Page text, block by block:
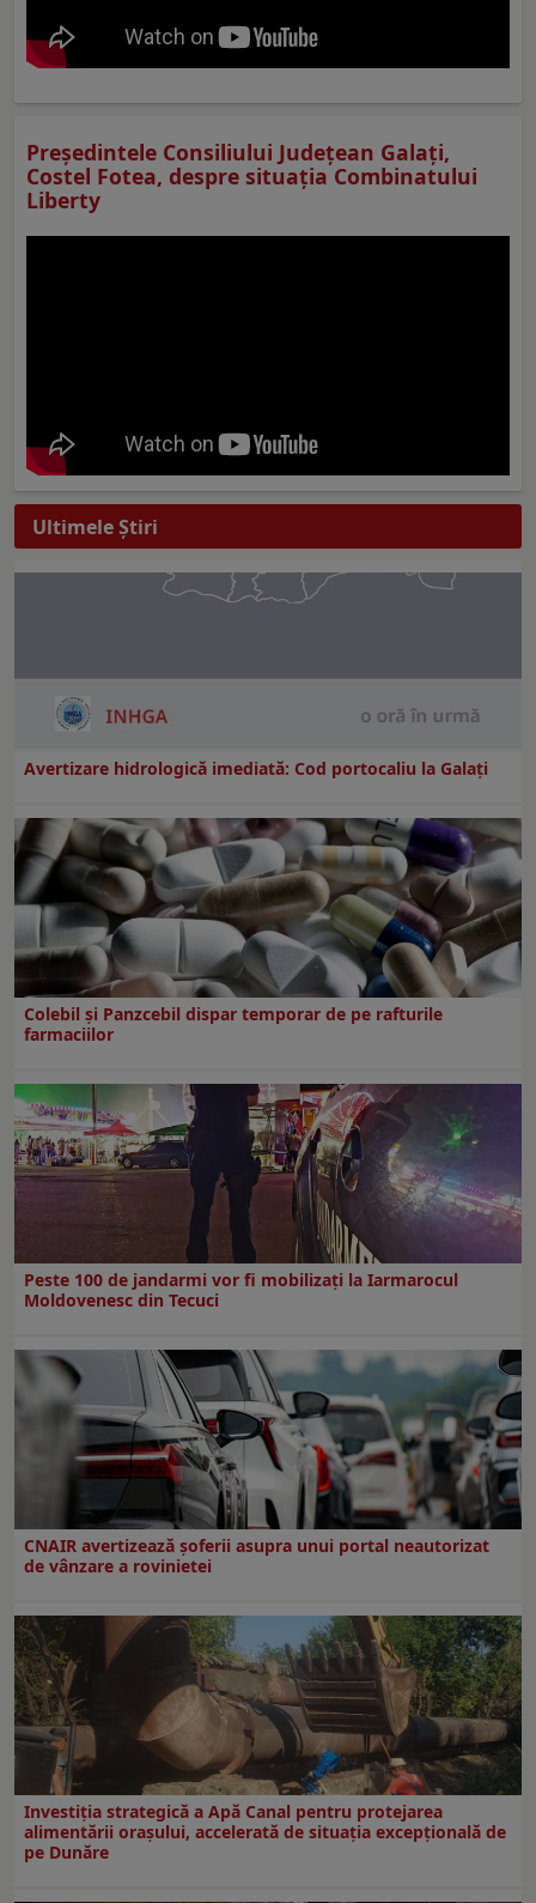
Preşedintele Consiliului Judeţean Galaţi,
Costel Fotea, despre situaţia Combinatului
Liberty
Ultimele Ştiri
Avertizare hidrologică imediată: Cod portocaliu la Galaţi
Colebil și Panzcebil dispar temporar de pe rafturile
farmaciilor
Peste 100 de jandarmi vor fi mobilizați la Iarmarocul
Moldovenesc din Tecuci
CNAIR avertizează șoferii asupra unui portal neautorizat
de vânzare a rovinietei
Investiția strategică a Apă Canal pentru protejarea
alimentării orașului, accelerată de situația excepțională de
pe Dunăre